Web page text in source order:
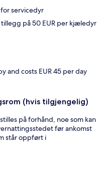
servicedyr
på 50 EUR per kjæledyr
and costs EUR 45 per day
(hvis tilgjengelig)
på forhånd, noe som kan
før ankomst
står oppført i